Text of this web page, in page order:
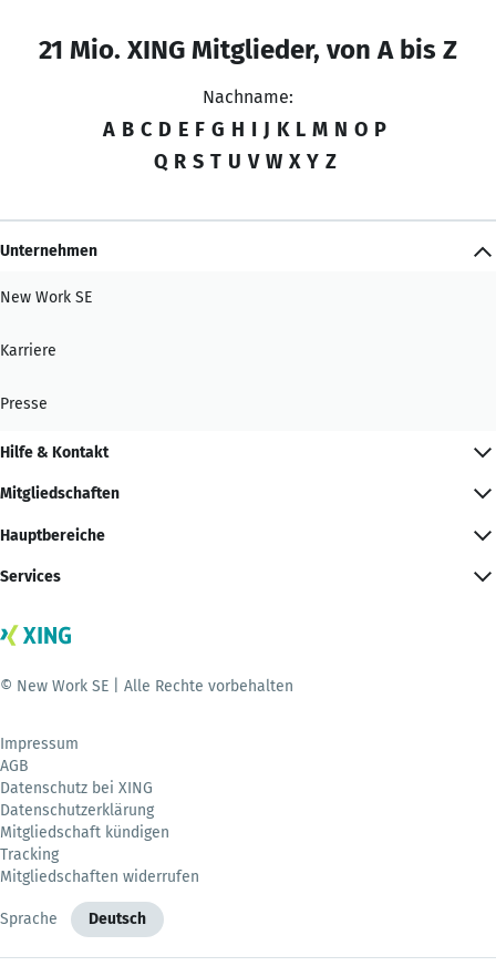
21 Mio. XING Mitglieder, von A bis Z
Nachname:
A B C D E F G H I J K L M N O P
Q R S T U V W X Y Z
Unternehmen
New Work SE
Karriere
Presse
Hilfe & Kontakt
Mitgliedschaften
Hauptbereiche
Services
© New Work SE | Alle Rechte vorbehalten
Impressum
AGB
Datenschutz bei XING
Datenschutzerklärung
Mitgliedschaft kündigen
Tracking
Mitgliedschaften widerrufen
Sprache Deutsch